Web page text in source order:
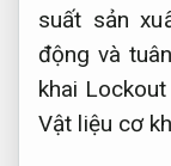
suất sản
động và
khai
Vật liệu cơ